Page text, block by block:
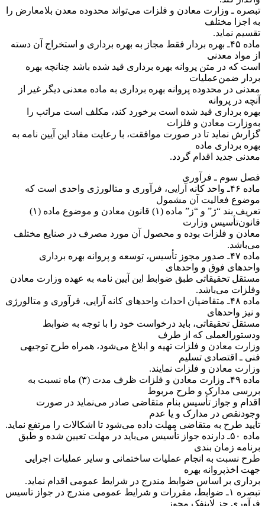
‌تبصره ـ وزارت معادن و فلزات می‌تواند محدوده معدن بلامعارض را
به اجزا مختلف
تقسیم نماید.
‌ماده ۴۵ـ بهره بردار فقط مجاز به بهره برداری و استخراج آن دسته
از مواد معدنی
است که در متن پروانه بهره برداری قید شده باشد چنانچه بهره
بردار ضمن‌عملیات
معدنی در محدوده پروانه بهره برداری به ماده معدنی دیگر غیر از
آنچه در پروانه
بهره برداری قید شده است برخورد کند، مکلف است مراتب را
به‌وزارت معادن و فلزات
گزارش نماید تا در صورت موافقت، با رعایت مفاد این آیین نامه به
بهره برداری ماده
معدنی جدید اقدام گردد.
‌فصل سوم ـ فرآوری
‌ماده ۴۶ـ واحد کانه آرایی، فرآوری و متالورژی واحدی است که
موضوع فعالیت آن مشمول
تعریف بند “‌ژ” و “‌ز” ماده (۱) قانون معادن و موضوع ماده (۱)
قانون‌تأسیس وزارت
معادن و فلزات بوده و محصول آن مورد مصرف در صنایع مختلف
می‌باشد.
‌ماده ۴۷ـ صدور مجوز تأسیس، توسعه و پروانه بهره برداری
واحدهای فوق و واحدهای
مستقل تحقیقاتی طبق ضوابط این آیین نامه به عهده وزارت معادن
و‌فلزات می‌باشد.
‌ماده ۴۸ـ متقاضیان احداث واحدهای کانه آرایی، فرآوری و متالورژی
و نیز واحدهای
مستقل تحقیقاتی، باید درخواست خود را با توجه به ضوابط
و‌دستورالعملی که از طرف
وزارت معادن و فلزات تهیه و ابلاغ می‌شود، همراه طرح توجیهی
فنی ـ اقتصادی تسلیم
وزارت معادن و فلزات نمایند.
‌ماده ۴۹ـ وزارت معادن و فلزات ظرف مدت (۳) ماه نسبت به
بررسی مدارک و طرح مربوط
اقدام و جواز تأسیس بنام متقاضی صادر می‌نماید در صورت
وجود‌نقص در مدارک و یا عدم
تأیید طرح به متقاضی مهلت داده می‌شود تا اشکالات را مرتفع نماید.
‌ماده ۵۰ـ دارنده جواز تأسیس می‌باید در مهلت تعیین شده و طبق
برنامه زمان بندی
طرح نسبت به انجام عملیات ساختمانی و سایر عملیات اجرایی
جهت اخذ‌پروانه بهره
برداری بر اساس ضوابط مندرج در شرایط عمومی اقدام نماید.
‌تبصره ۱ـ ضوابط، مقررات و شرایط عمومی مندرج در جواز تاسیس
فرآوری جز لاینفک مجوز